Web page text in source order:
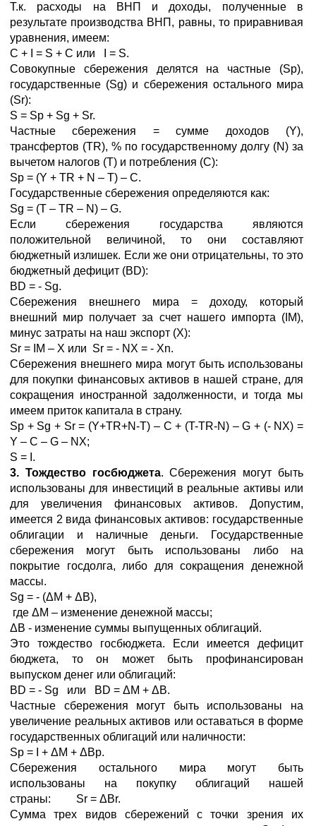
Т.к. расходы на ВНП и доходы, полученные в
результате производства ВНП, равны, то приравнивая
уравнения, имеем:
C + I = S + C или I = S.
Совокупные сбережения делятся на частные (Sp),
государственные (Sg) и сбережения остального мира
(Sr):
S = Sp + Sg + Sr.
Частные сбережения = сумме доходов (Y),
трансфертов (TR), % по государственному долгу (N) за
вычетом налогов (T) и потребления (C):
Sp = (Y + TR + N – T) – С.
Государственные сбережения определяются как:
Sg = (T – TR – N) – G.
Если сбережения государства являются
положительной величиной, то они составляют
бюджетный излишек. Если же они отрицательны, то это
бюджетный дефицит (BD):
BD = - Sg.
Сбережения внешнего мира = доходу, который
внешний мир получает за счет нашего импорта (IM),
минус затраты на наш экспорт (Х):
Sr = IM – X или Sr = - NX = - Xn.
Сбережения внешнего мира могут быть использованы
для покупки финансовых активов в нашей стране, для
сокращения иностранной задолженности, и тогда мы
имеем приток капитала в страну.
Sp + Sg + Sr = (Y+TR+N-T) – C + (T-TR-N) – G + (- NX) =
Y – C – G – NX;
S = I.
3. Тождество госбюджета. Сбережения могут быть
использованы для инвестиций в реальные активы или
для увеличения финансовых активов. Допустим,
имеется 2 вида финансовых активов: государственные
облигации и наличные деньги. Государственные
сбережения могут быть использованы либо на
покрытие госдолга, либо для сокращения денежной
массы.
Sg = - (ΔM + ΔB),
где ΔM – изменение денежной массы;
ΔB - изменение суммы выпущенных облигаций.
Это тождество госбюджета. Если имеется дефицит
бюджета, то он может быть профинансирован
выпуском денег или облигаций:
BD = - Sg или BD = ΔM + ΔB.
Частные сбережения могут быть использованы на
увеличение реальных активов или оставаться в форме
государственных облигаций или наличности:
Sp = I + ΔM + ΔBp.
Сбережения остального мира могут быть
использованы на покупку облигаций нашей
страны: Sr = ΔBr.
Сумма трех видов сбережений с точки зрения их